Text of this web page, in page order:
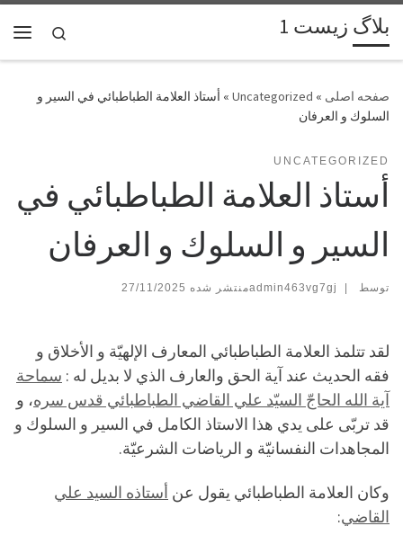
پرش به محتوا بلاگ زیست 1
Search
»
Uncategorized
» أستاذ العلامة الطباطبائي في السير و
السلوك و العرفان
UNCATEGORIZED
أستاذ العلامة الطباطبائي في
السير و السلوك و العرفان
توسط admin463vg7gj |
27/11/2025
لقد تتلمذ العلامة الطباطبائي المعارف الإلهيّة و الأخلاق و
فقه الحديث عند آية الحق والعارف الذي لا بديل له : سماحة
آية الله الحاجّ السيّد علي القاضي الطباطبائي قدس سره، و
قد تربّى على يدي هذا الاستاذ الكامل في السير و السلوك و
المجاهدات النفسانيّة و الرياضات الشرعيّة.
وكان العلامة الطباطبائي يقول عن أستاذه السيد علي
القاضي: